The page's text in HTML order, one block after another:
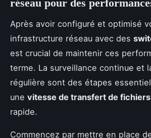
réseau pour des
Après avoir configuré et optimisé
infrastructure réseau avec des
est crucial de maintenir ces
terme. La surveillance continue et
régulière sont des étapes
une vitesse de transfert de fichiers
rapide.
Commencez par mettre en place